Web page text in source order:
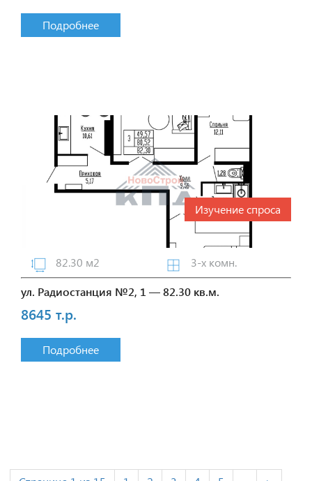
Подробнее
Изучение спроса
82.30 м2
3-х комн.
ул. Радиостанция №2, 1 — 82.30 кв.м.
8645 т.р.
Подробнее